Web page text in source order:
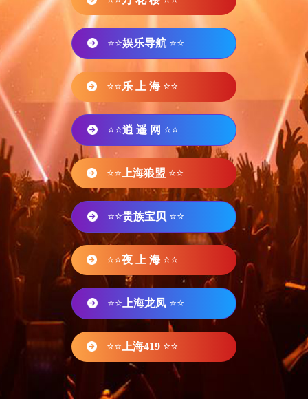
⭐⭐娱乐导航 ⭐⭐
⭐⭐乐 上 海 ⭐⭐
⭐⭐逍 遥 网 ⭐⭐
⭐⭐ 上海狼盟 ⭐⭐
⭐⭐贵族宝贝 ⭐⭐
⭐⭐夜 上 海 ⭐⭐
⭐⭐ 上海龙凤 ⭐⭐
⭐⭐ 上海419 ⭐⭐